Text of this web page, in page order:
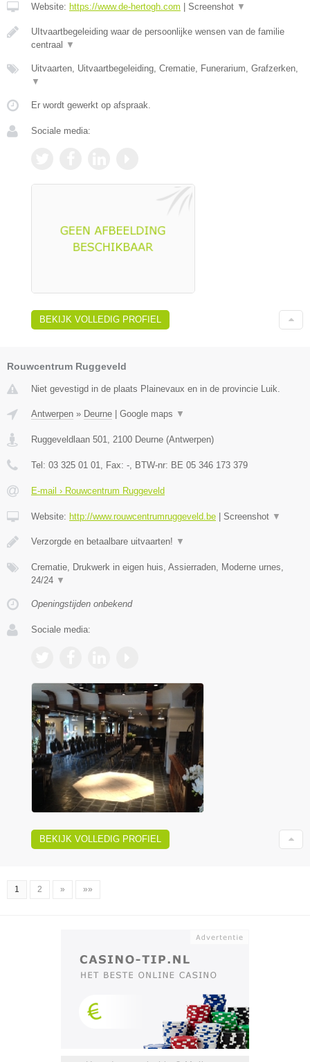
Website: https://www.de-hertogh.com Screenshot ▼
UItvaartbegeleiding waar de persoonlijke wensen van de familie
centraal
▼
Uitvaarten, Uitvaartbegeleiding, Crematie, Funerarium, Grafzerken,
▼
Er wordt gewerkt op afspraak.
Sociale media:
BEKIJK VOLLEDIG PROFIEL
Rouwcentrum Ruggeveld
Niet gevestigd in de plaats Plainevaux en in de provincie Luik.
Antwerpen » Deurne Google maps ▼
Ruggeveldlaan 501, 2100 Deurne (Antwerpen)
Tel: 03 325 01 01, Fax: -, BTW-nr: BE 05 346 173 379
E-mail › Rouwcentrum Ruggeveld
Website: http://www.rouwcentrumruggeveld.be Screenshot ▼
Verzorgde en betaalbare uitvaarten! ▼
Crematie, Drukwerk in eigen huis, Assierraden, Moderne urnes,
24/24 ▼
Openingstijden onbekend
Sociale media:
BEKIJK VOLLEDIG PROFIEL
1 2 » »»